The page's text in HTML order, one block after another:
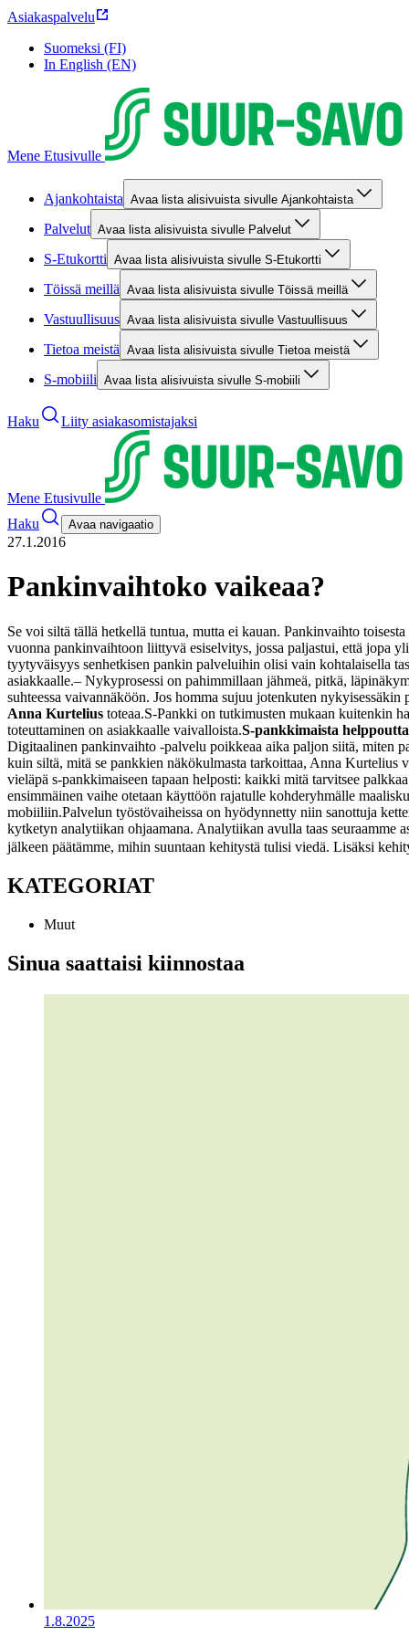
Asiakaspalvelu
Suomeksi (FI)
In English (EN)
Mene Etusivulle
Ajankohtaista Avaa lista alisivuista sivulle Ajankohtaista
Palvelut Avaa lista alisivuista sivulle Palvelut
S-Etukortti Avaa lista alisivuista sivulle S-Etukortti
Töissä meillä Avaa lista alisivuista sivulle Töissä meillä
Vastuullisuus Avaa lista alisivuista sivulle Vastuullisuus
Tietoa meistä Avaa lista alisivuista sivulle Tietoa meistä
S-mobiili Avaa lista alisivuista sivulle S-mobiili
Haku Liity asiakasomistajaksi
Mene Etusivulle
Haku
Avaa navigaatio
27.1.2016
Pankinvaihtoko vaikeaa?
Se voi siltä tällä hetkellä tuntua, mutta ei kauan. Pankinvaihto
vuonna pankinvaihtoon liittyvä esiselvitys, jossa paljastui, että jopa
tyytyväisyys senhetkisen pankin palveluihin olisi vain kohtalaisella
asiakkaalle.– Nykyprosessi on pahimmillaan jähmeä, pitkä,
suhteessa vaivannäköön. Jos homma sujuu jotenkuten
Anna Kurtelius toteaa.S-Pankki on tutkimusten mukaan kuitenkin
toteuttaminen on asiakkaalle vaivalloista.S-pankkimaista helppoutta
Digitaalinen pankinvaihto -palvelu poikkeaa aika paljon siitä, miten
kuin siltä, mitä se pankkien näkökulmasta tarkoittaa, Anna Kurtelius
vieläpä s-pankkimaiseen tapaan helposti: kaikki mitä tarvitsee
ensimmäinen vaihe otetaan käyttöön rajatulle kohderyhmälle
mobiiliin.Palvelun työstövaiheissa on hyödynnetty niin sanottuja
kytketyn analytiikan ohjaamana. Analytiikan avulla taas seuraamme
jälkeen päätämme, mihin suuntaan kehitystä tulisi viedä. Lisäksi
KATEGORIAT
Muut
Sinua saattaisi kiinnostaa
1.8.2025